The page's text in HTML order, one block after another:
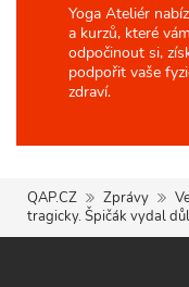
Yoga Ateliér
a kurzů, které
odpočinout si,
podpořit vaše
zdraví.
QAP.CZ Zprávy
tragicky. Špičák vydal